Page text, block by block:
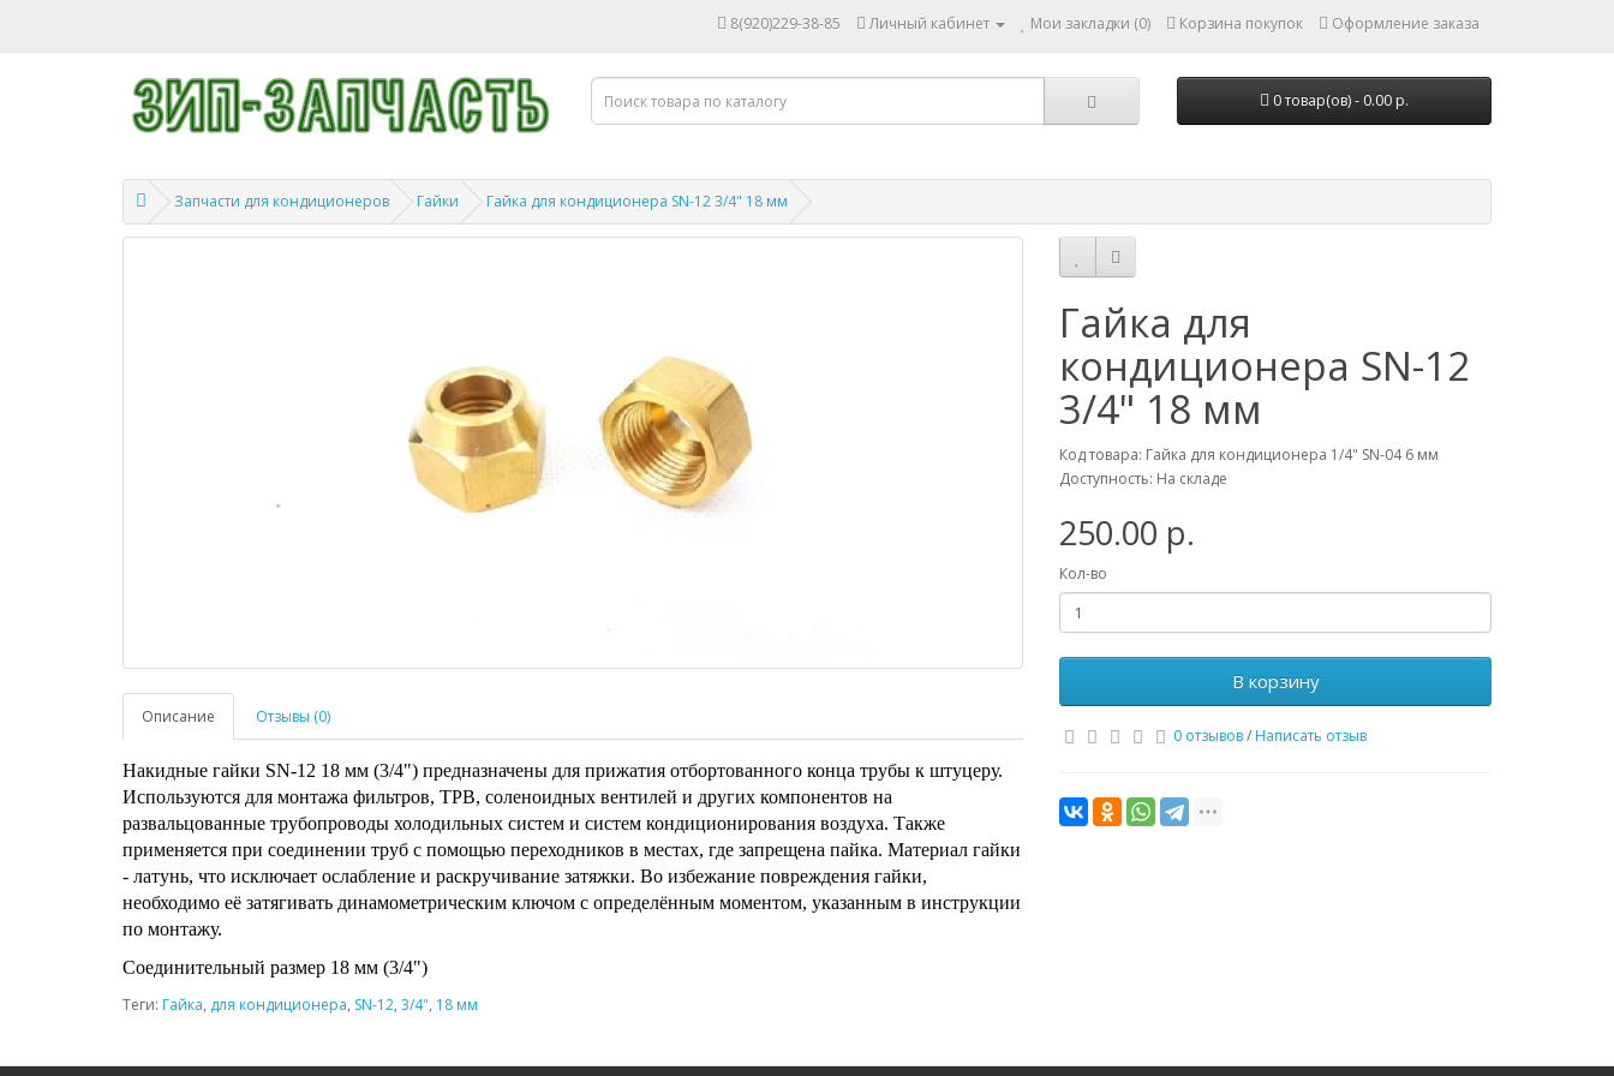
8(920)229-38-85 Личный кабинет Мои закладки (0) Корзина покупок Оформление заказа
0 товар(ов) - 0.00 р.
Запчасти для кондиционеров Гайки Гайка для кондиционера SN-12 3/4" 18 мм
Описание Отзывы (0)
Накидные гайки SN-12 18 мм (3/4") предназначены для прижатия отбортованного конца трубы к штуцеру.
Используются для монтажа фильтров, ТРВ, соленоидных вентилей и других компонентов на
развальцованные трубопроводы холодильных систем и систем кондиционирования воздуха. Также
применяется при соединении труб с помощью переходников в местах, где запрещена пайка. Материал гайки
- латунь, что исключает ослабление и раскручивание затяжки. Во избежание повреждения гайки,
необходимо её затягивать динамометрическим ключом с определённым моментом, указанным в инструкции
по монтажу.
Соединительный размер 18 мм (3/4")
Гайка для
кондиционера SN-12
3/4" 18 мм
Код товара: Гайка для кондиционера 1/4" SN-04 6 мм
Доступность: На складе
250.00 р.
Кол-во
В корзину
0 отзывов/ Написать отзыв
Теги: Гайка, для кондиционера, SN-12, 3/4", 18 мм